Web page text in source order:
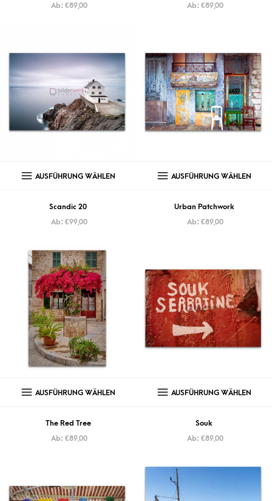
Ab: €89,00
Ab: €89,00
AUSFÜHRUNG WÄHLEN
Scandic 20
Ab: €99,00
AUSFÜHRUNG WÄHLEN
Urban Patchwork
Ab: €89,00
AUSFÜHRUNG WÄHLEN
The Red Tree
Ab: €89,00
AUSFÜHRUNG WÄHLEN
Souk
Ab: €89,00